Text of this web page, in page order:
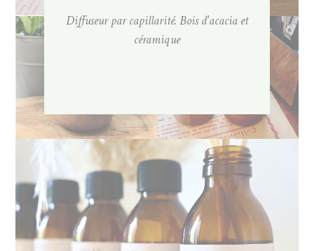
Diffuseur par capillarité. Bois d'acacia et
céramique
Mikados - FARIBOLES